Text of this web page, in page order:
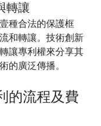
轉讓
種合法的保護框
和轉讓。技術創新
讓專利權來分享其
的廣泛傳播。
的流程及費